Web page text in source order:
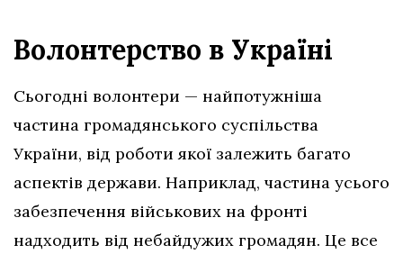
Волонтерство в Україні
Сьогодні волонтери — найпотужніша
частина громадянського суспільства
України, від роботи якої залежить багато
аспектів держави. Наприклад, частина усього
забезпечення військових на фронті
надходить від небайдужих громадян. Це все